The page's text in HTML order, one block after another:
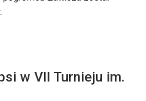
w VII Turnieju im.